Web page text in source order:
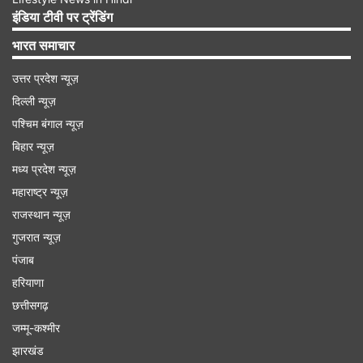
ईरान की अर्ध-सरकारी फ़ार्स न्यूज़ एजेंसी के अनुसार,
अमेरिका ने तेहरान से 400 किलोग्राम अत्यधिक संवर्धित
यूरेनियम सौंपने, संचालन को एक ही परमाणु संयंत्र तक
सीमित रखने और यह स्वीकार करने की मांग की थी कि
इंडिया टीवी पर ट्रेंडिंग
भारत समाचार
उत्तर प्रदेश न्यूज़
दिल्ली न्यूज़
पश्चिम बंगाल न्यूज़
बिहार न्यूज़
मध्य प्रदेश न्यूज़
महाराष्ट्र न्यूज़
राजस्थान न्यूज़
गुजरात न्यूज़
पंजाब
हरियाणा
छत्तीसगढ़
जम्मू-कश्मीर
झारखंड